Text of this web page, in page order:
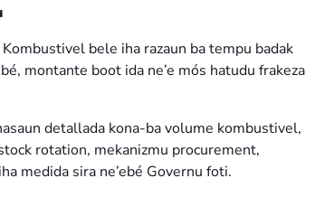
bele iha razaun ba tempu badak
montante boot ida ne’e mós hatudu frakeza
detallada kona-ba volume kombustivel,
rotation, mekanizmu procurement,
medida sira ne’ebé Governu foti.